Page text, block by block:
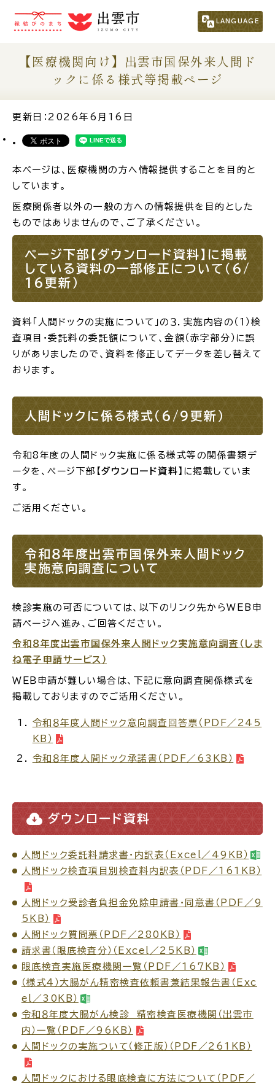
LANGUAGE
市民の方 （くらし・行政・議会）
事業者の方
For Foreigners
外国人の方へ
新着情報一覧
ふるさと納税
場面から探す
妊娠・出産 子育て
入園・入学 結婚・離婚
高齢者・介護
おくやみ
届出・手続・申請
ごみ・リサイクル 防災
各種相談窓口 担当窓口
ライフライン 公共交通
【医療機関向け】出雲市国保外来人間ド
ックに係る様式等掲載ページ
更新日：2026年6月16日
本ページは、医療機関の方へ情報提供することを目的と
しています。
医療関係者以外の一般の方への情報提供を目的とした
ものではありませんので、ご了承ください。
ページ下部 【ダウンロード資料】 に掲載
している資料の一部修正について（6/
16更新）
資料「人間ドックの実施について」の３．実施内容の（１）検
査項目・委託料の委託額について、金額（赤字部分）に誤
りがありましたので、資料を修正してデータを差し替えて
おります。
人間ドックに係る様式（6/9更新）
令和8年度の人間ドック実施に係る様式等の関係書類デ
ータを、ページ下部 【ダウンロード資料】 に掲載していま
す。
ご活用ください。
令和８年度出雲市国保外来人間ドック
実施意向調査について
検診実施の可否については、以下のリンク先からWEB申
請ページへ進み、ご回答ください。
令和８年度出雲市国保外来人間ドック実施意向調査（しま
ね電子申請サービス）
ＷＥＢ申請が難しい場合は、下記に意向調査関係様式を
掲載しておりますのでご活用ください。
令和８年度人間ドック意向調査回答票（PDF／245
KB）
令和８年度人間ドック承諾書（PDF／63KB）
ダウンロード資料
人間ドック委託料請求書・内訳表（Excel／49KB）
人間ドック検査項目別検査料内訳表（PDF／161KB）
人間ドック受診者負担金免除申請書・同意書（PDF／9
5KB）
人間ドック質問票（PDF／280KB）
請求書（眼底検査分）（Excel／25KB）
眼底検査実施医療機関一覧（PDF／167KB）
（様式４）大腸がん精密検査依頼書兼結果報告書（Exc
el／30KB）
令和８年度大腸がん検診 精密検査医療機関（出雲市
内）一覧（PDF／96KB）
人間ドックの実施ついて（修正版）（PDF／261KB）
人間ドックにおける眼底検査に方法について（PDF／